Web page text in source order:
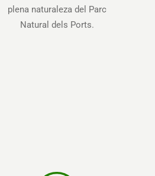
plena naturaleza del Parc
Natural dels Ports.